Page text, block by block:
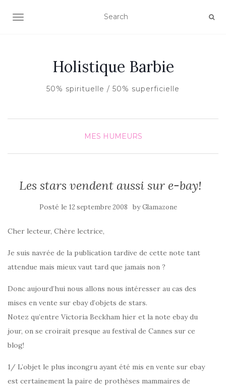
AFFICHER/MASQUER LA NAVIGATION
Holistique Barbie
50% spirituelle / 50% superficielle
MES HUMEURS
Les stars vendent aussi sur e-bay!
Posté le 12 septembre 2008 byGlamazone
Cher lecteur, Chère lectrice,
Je suis navrée de la publication tardive de cette note tant
attendue mais mieux vaut tard que jamais non ?
Donc aujourd’hui nous allons nous intéresser au cas des
mises en vente sur ebay d’objets de stars.
Notez qu’entre Victoria Beckham hier et la note ebay du
jour, on se croirait presque au festival de Cannes sur ce
blog!
1/ L’objet le plus incongru ayant été mis en vente sur ebay
est certainement la paire de prothèses mammaires de